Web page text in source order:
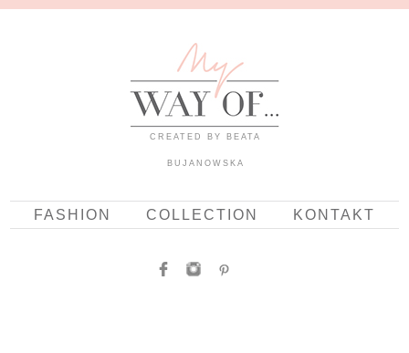
CREATED BY BEATA
BUJANOWSKA
FASHION COLLECTION KONTAKT